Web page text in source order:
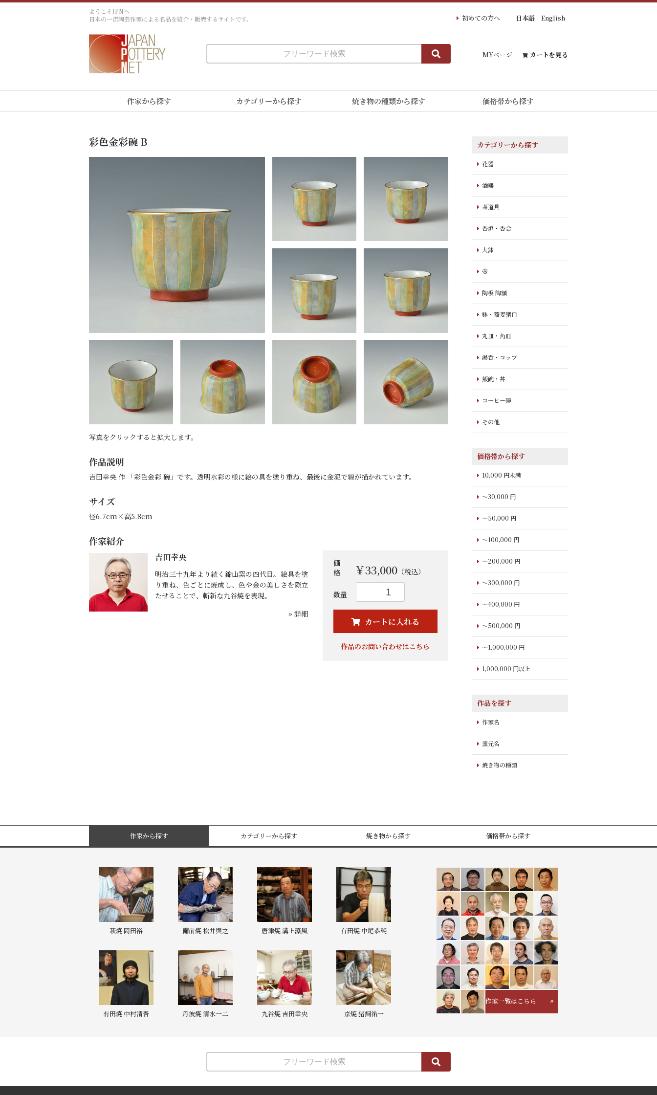
ようこそJPNへ
日本の一流陶芸作家による名品を紹介・販売するサイトです。
初めての方へ 日本語 English
MYページ カートを見る
作家から探す カテゴリーから探す 焼き物の種類から探す 価格帯から探す
彩色金彩碗 B
写真をクリックすると拡大します。
作品説明
吉田幸央 作 「彩色金彩 碗」です。透明水彩の様に絵の具を塗り重ね、最後に金泥で線が描かれています。
サイズ
径6.7cm×高5.8cm
作家紹介
吉田幸央
明治三十九年より続く錦山窯の四代目。絵具を塗
り重ね、色ごとに焼成し、色や金の美しさを際立
たせることで、斬新な九谷焼を表現。
» 詳細
価
格
￥33,000（税込）
数量
カートに入れる
カートへ進む
作品のお問い合わせはこちら
カテゴリーから探す
花器
酒器
茶道具
香炉・香合
大鉢
壺
陶板 陶額
鉢・蕎麦猪口
丸皿・角皿
湯呑・コップ
飯碗・丼
コーヒー碗
その他
価格帯から探す
10,000 円未満
～30,000 円
～50,000 円
～100,000 円
～200,000 円
～300,000 円
～400,000 円
～500,000 円
～1,000,000 円
1,000,000 円以上
作品を探す
作家名
窯元名
焼き物の種類
作家から探す カテゴリーから探す 焼き物から探す 価格帯から探す
萩焼 岡田裕 備前焼 松井與之 唐津焼 溝上藻風 有田焼 中尾恭純
有田焼 中村清吾 丹波焼 清水一二 九谷焼 吉田幸央 京焼 猪飼祐一
作家一覧はこちら